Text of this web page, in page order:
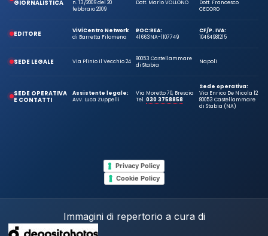
GIORNALISTICA
n. 13/2009 del 20
febbraio 2009
Dott. Mario VOLLONO
Dott. Francesco
CECORO
EDITORE
ViViCentro Network
di Barretta Filomena
ROC:
41663
REA:
NA-1107749
CF/P. IVA:
10464981215
SEDE LEGALE Via Plinio Il Vecchio 24
80053 Castellammare
di Stabia
Napoli
SEDE OPERATIVA
E CONTATTI
Assistente legale:
Avv. Luca Zuppelli
Via Moretto 70, Brescia
Tel.030 3758858
Sede operativa:
Via Enrico De Nicola 12
80053 Castellammare
di Stabia (NA)
Privacy Policy
Cookie Policy
Immagini di repertorio a cura di